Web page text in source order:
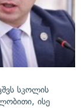
სკოლის
ისე